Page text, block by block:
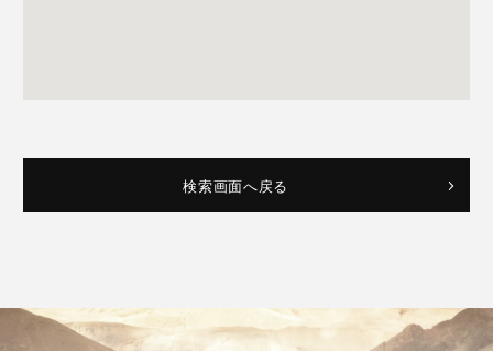
検索画面へ戻る